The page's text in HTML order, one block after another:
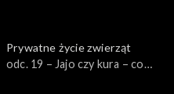
Prywatne życie zwierząt
odc. 19 – Jajo czy kura – co